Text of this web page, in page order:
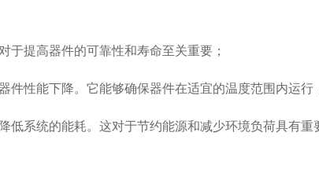
提高器件的可靠性和寿命至关重要；
能下降。它能够确保器件在适宜的温度范围内运行
系统的能耗。这对于节约能源和减少环境负荷具有重